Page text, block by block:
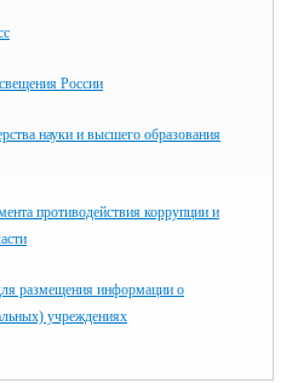
России
науки и высшего образования
противодействия коррупции и
информации о
учреждениях